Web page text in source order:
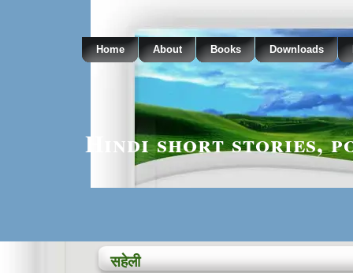
Home About Books Downloads
Hindi short stories,
सहेली